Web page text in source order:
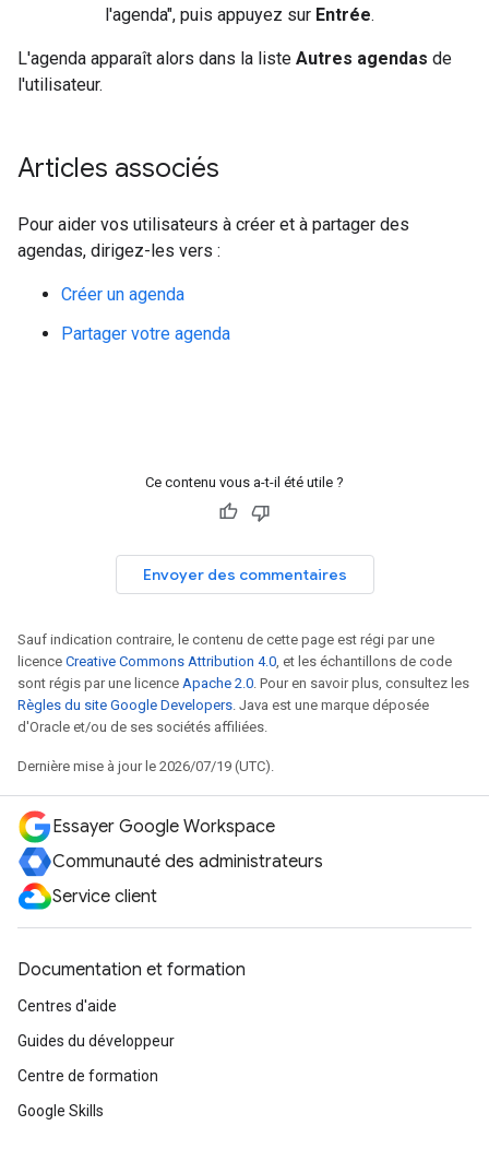
l'agenda", puis appuyez sur Entrée.
L'agenda apparaît alors dans la liste Autres agendas de
l'utilisateur.
Articles associés
Pour aider vos utilisateurs à créer et à partager des
agendas, dirigez-les vers :
Créer un agenda
Partager votre agenda
Ce contenu vous a-t-il été utile ?
Envoyer des commentaires
Sauf indication contraire, le contenu de cette page est régi par une
licence Creative Commons Attribution 4.0, et les échantillons de code
sont régis par une licence Apache 2.0. Pour en savoir plus, consultez les
Règles du site Google Developers. Java est une marque déposée
d'Oracle et/ou de ses sociétés affiliées.
Dernière mise à jour le 2026/07/19 (UTC).
Essayer Google Workspace
Communauté des administrateurs
Service client
Documentation et formation
Centres d'aide
Guides du développeur
Centre de formation
Google Skills